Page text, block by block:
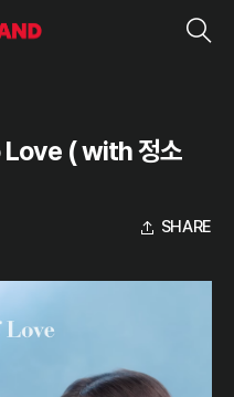
( with 정소
SHARE